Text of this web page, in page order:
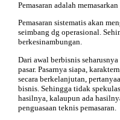
Pemasaran adalah
Pemasaran sistematis akan
seimbang dg operasional.
berkesinambungan.
Dari awal berbisnis
pasar. Pasarnya siapa,
secara berkelanjutan,
bisnis. Sehingga tidak
hasilnya, kalaupun ada
penguasaan teknis pemasaran.